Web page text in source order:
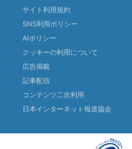
サイト利用規約
SNS利用ポリシー
AIポリシー
クッキーの利用について
広告掲載
記事配信
コンテンツ二次利用
日本インターネット報道協会